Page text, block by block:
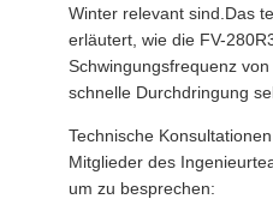
Winter relevant sind.Das
erläutert, wie die FV-
Schwingungsfrequenz
schnelle Durchdringung
Technische Konsultationen
Mitglieder des
um zu besprechen: